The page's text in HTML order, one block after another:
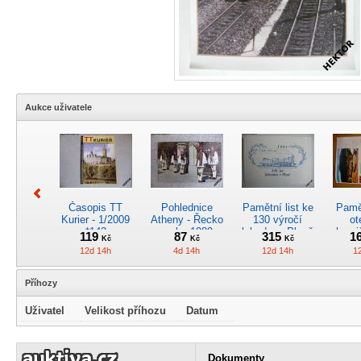
Aukce uživatele
Časopis TT
Kurier - 1/2009
*142
119Kč
12d 14h
Pohlednice
Atheny - Řecko
z roku 1989.
Nová nepoužitá
*5019
87 Kč
4d 14h
Pamětní list ke
130 výročí
lokodepa Plzeň
*2963
315 Kč
12d 14h
Kreslený
obrázek parní
4osý osob.
rychlík.vůz typu
Časopis
„Škodovák“,
Příhozy
Uživatel Velikost příhozu Datum
Dokumenty